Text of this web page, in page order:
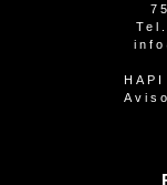
Tel.
HAPI